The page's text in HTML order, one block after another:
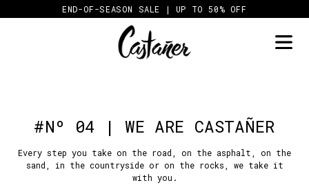
to
END-OF-SEASON SALE | UP TO 50% OFF
#Nº 04 | WE ARE CASTAÑER
Every step you take on the road, on the asphalt, on the
sand, in the countryside or on the rocks, we take it
with you.